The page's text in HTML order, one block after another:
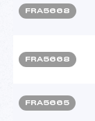
FRA5668
FRA5668
FRA5665